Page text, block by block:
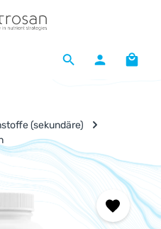
(sekundäre)